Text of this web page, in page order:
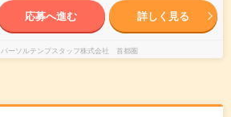
応募へ進む 詳しく見る
パーソルテンプスタッフ株式会社 首都圏